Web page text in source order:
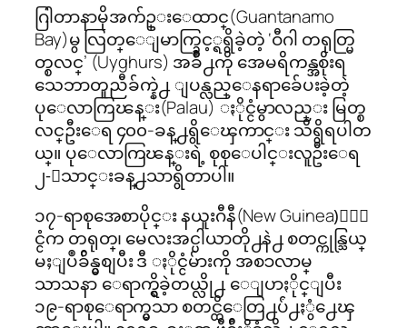
ဂြါတာနာမိုအက်ဥ္းေထာင္(Guantanamo
Bay)မွ လြတ္ေျမာက္ခြင့္ရရွိခဲ့တဲ့ ‘ဝီဂါ တရုတ္မြ
တ္စလင္’ (Uyghurs) အခ်ိဳ႕ကို အေမရိကန္အစိုးရ
သေဘာတူညီခ်က္နဲ႕ ျပန္လည္ေနရာခ်ေပးခဲ့တဲ့
ပုေလာကြၽန္း(Palau) ႏိုင္ငံမွာလည္း မြတ္စ
လင္ဦးေရ ၄၀၀-ခန္႕ရွိေၾကာင္း သိရွိရပါတ
ယ္။ ပုေလာကြၽန္းရဲ့ စုစုေပါင္းလူဦးေရ
၂-ေသာင္းခန္႕သာရွိတာပါ။
၁၇-ရာစုအေစာပိုင္း နယူးဂီနီ(New Guinea)ႏို
င္ငံက တရုတ္၊ မေလးအင္ပါယာတို႕နဲ႕ စတင္ကုန္သြယ္
မႈျပဳခ်ိန္မွစျပီး ဒီ ႏိုင္ငံမ်ားကို အစၥလာမ္
သာသနာ ေရာက္ရွိခဲ့တယ္လို႕ ေျပာႏိုင္ျပီး
၁၉-ရာစုေရာက္မွသာ စတင္ထိေတြ႕ပ်ံ႕ႏွံ႕ေၾ